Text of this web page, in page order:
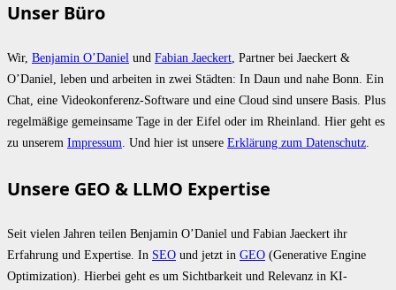
Unser Büro
Wir, Benjamin O’Daniel und Fabian Jaeckert , Partner bei Jaeckert &
O’Daniel, leben und arbeiten in zwei Städten: In Daun und nahe Bonn. Ein
Chat, eine Videokonferenz-Software und eine Cloud sind unsere Basis. Plus
regelmäßige gemeinsame Tage in der Eifel oder im Rheinland. Hier geht es
zu unserem Impressum . Und hier ist unsere Erklärung zum Datenschutz
Unsere GEO & LLMO Expertise
Seit vielen Jahren teilen Benjamin O’Daniel und Fabian Jaeckert ihr
Erfahrung und Expertise. In SEO und jetzt in GEO (Generative Engine
Optimization). Hierbei geht es um Sichtbarkeit und Relevanz in KI-